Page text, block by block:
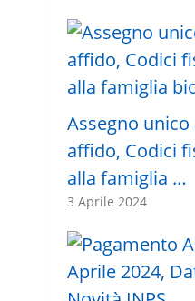
Assegno
affido, Codici
alla famiglia …
3 Aprile 2024